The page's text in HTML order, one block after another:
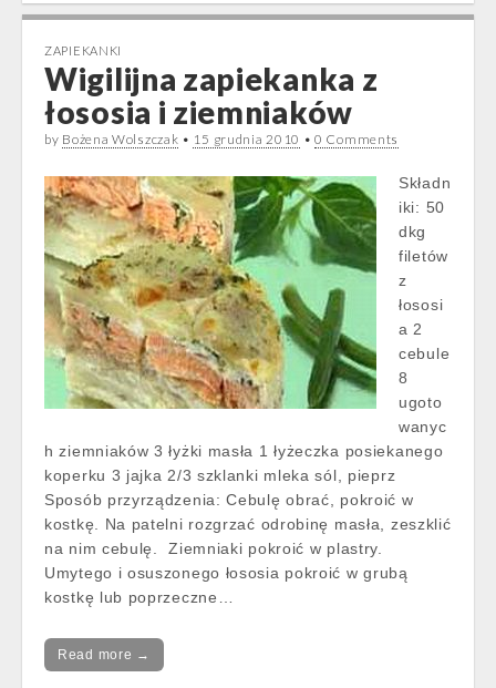
ZAPIEKANKI
Wigilijna zapiekanka z
łososia i ziemniaków
by Bożena Wolszczak • 15 grudnia 2010 •0 Comments
Składn
iki: 50
dkg
filetów
z
łososi
a 2
cebule
8
ugoto
wanyc
h ziemniaków 3 łyżki masła 1 łyżeczka posiekanego
koperku 3 jajka 2/3 szklanki mleka sól, pieprz
Sposób przyrządzenia: Cebulę obrać, pokroić w
kostkę. Na patelni rozgrzać odrobinę masła, zeszklić
na nim cebulę. Ziemniaki pokroić w plastry.
Umytego i osuszonego łososia pokroić w grubą
kostkę lub poprzeczne…
Read more →